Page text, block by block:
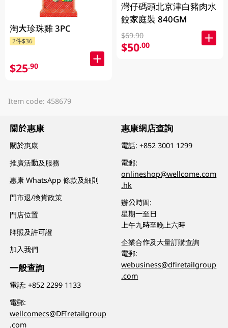
淘大珍珠雞 3PC
2件$36
$25.90
灣仔碼頭北京津白豬肉水
餃家庭裝 840GM
$69.90
$50.00
Item code: 458679
關於惠康
關於惠康
推廣活動及服務
惠康 WhatsApp 條款及細則
門市退/換貨政策
門店位置
牌照及許可證
加入我們
一般查詢
電話:+852 2299 1133
電郵:
wellcomecs@DFIretailgroup
.com
惠康網店查詢
電話:+852 3001 1299
電郵:
onlineshop@wellcome.com
.hk
辦公時間:
星期一至日
上午九時至晚上六時
企業合作及大量訂購查詢
電郵:
webusiness@dfiretailgroup
.com